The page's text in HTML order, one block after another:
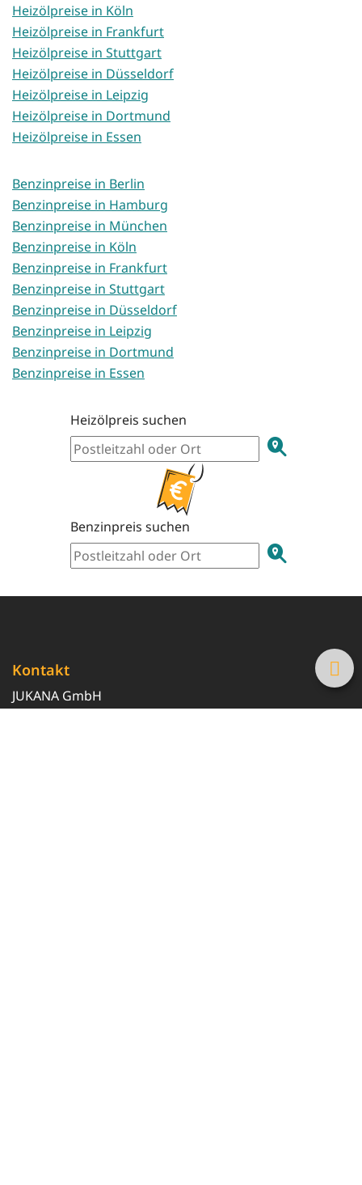
Heizölpreise in Köln
Heizölpreise in Frankfurt
Heizölpreise in Stuttgart
Heizölpreise in Düsseldorf
Heizölpreise in Leipzig
Heizölpreise in Dortmund
Heizölpreise in Essen
Benzinpreise in Berlin
Benzinpreise in Hamburg
Benzinpreise in München
Benzinpreise in Köln
Benzinpreise in Frankfurt
Benzinpreise in Stuttgart
Benzinpreise in Düsseldorf
Benzinpreise in Leipzig
Benzinpreise in Dortmund
Benzinpreise in Essen
Heizölpreis suchen
Benzinpreis suchen
Kontakt
JUKANA GmbH